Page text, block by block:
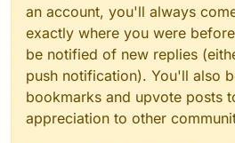
an account, you'll always
exactly where you were
be notified of new replies
push notification). You'll also
bookmarks and upvote posts
appreciation to other